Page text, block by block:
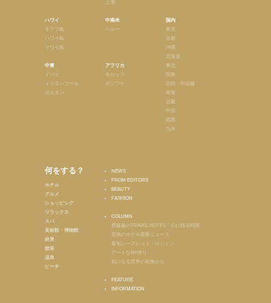
ハワイ
オアフ島
ハワイ島
マウイ島
中東
ドバイ
イスタンブール
ヨルダン
上海
中南米
ペルー
アフリカ
モロッコ
ボツワナ
国内
東京
京都
沖縄
北海道
東北
関東
北陸・甲信越
東海
近畿
中国
四国
九州
何をする？
ホテル
グルメ
ショッピング
リラックス
スパ
美術館・博物館
絶景
散策
温泉
ビーチ
NEWS
FROM EDITORS
BEAUTY
FASHION
COLUMN
齋藤薫のTRAVEL NOTES「心に残る時間」
至福のホテル最新ニュース
最旬シークレット・ロンドン
アートなNY便り
気になる世界の街角から
FEATURE
INFORMATION